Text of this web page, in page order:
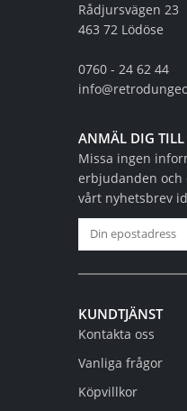
Rådjursvägen 23
463 72 Lödöse
0760 - 24 62 44
ANMÄL DIG TILL
Missa ingen
erbjudanden och
vårt nyhetsbrev
KUNDTJÄNST
Kontakta oss
Vanliga frågor
Köpvillkor